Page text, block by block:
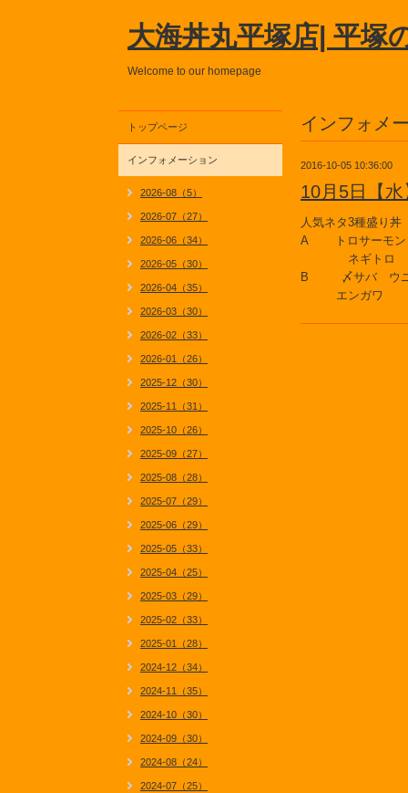
大海丼丸平塚店| 平塚
Welcome to our homepage
インフォメ
2016-10-05 10:36:00
10月5日【
人気ネタ3種盛り丼
A トロサーモン
ネギトロ
B 〆サバ ウ
エンガワ
トップページ
インフォメーション
2026-08（5）
2026-07（27）
2026-06（34）
2026-05（30）
2026-04（35）
2026-03（30）
2026-02（33）
2026-01（26）
2025-12（30）
2025-11（31）
2025-10（26）
2025-09（27）
2025-08（28）
2025-07（29）
2025-06（29）
2025-05（33）
2025-04（25）
2025-03（29）
2025-02（33）
2025-01（28）
2024-12（34）
2024-11（35）
2024-10（30）
2024-09（30）
2024-08（24）
2024-07（25）